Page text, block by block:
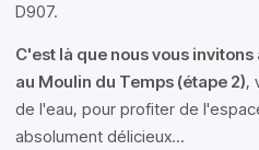
D907.
C'est là que nous vous
au Moulin du Temps (étape 2),
de l'eau, pour profiter de
absolument délicieux...